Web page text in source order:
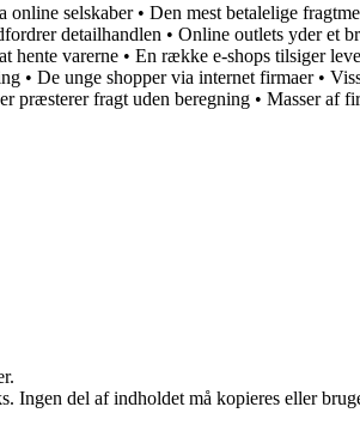
online selskaber• Den mest betalelige
detailhandlen • Online outlets yder et
hente varerne • En række e-shops tilsiger
• De unge shopper via internet firmaer•
præsterer fragt uden beregning • Masser af
del af indholdet må kopieres eller